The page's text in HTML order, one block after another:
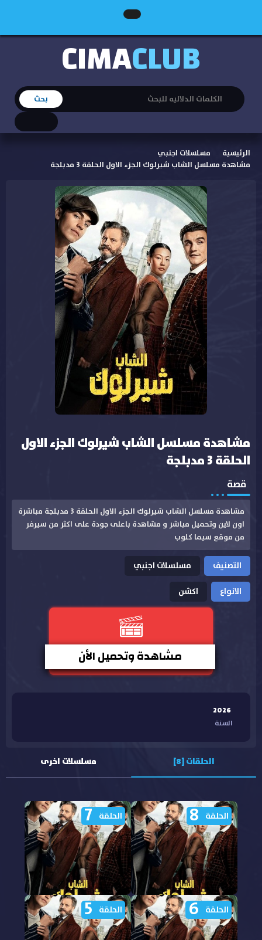
CIMACLUB
الرئيسية
مسلسلات اجنبي
مشاهدة مسلسل الشاب شيرلوك الجزء الاول الحلقة 3 مدبلجة
مشاهدة مسلسل الشاب شيرلوك الجزء الاول
الحلقة 3 مدبلجة
قصة
مشاهدة مسلسل الشاب شيرلوك الجزء الاول الحلقة 3 مدبلجة مباشرة
اون لاين وتحميل مباشر و مشاهدة باعلى جودة على اكثر من سيرفر
من موقع سيما كلوب
التصنيف
مسلسلات اجنبي
الانواع
اكشن
مشاهدة وتحميل الأن
2026
السنة
الحلقات [8] مسلسلات اخرى
مشاهدة مسلسل الشاب
شيرلوك الجزء الاول الحلقة
8 مدبلجة
الحلقة 8
مشاهدة مسلسل الشاب
شيرلوك الجزء الاول الحلقة
7 مدبلجة
الحلقة 7
الحلقة 6 الحلقة 5